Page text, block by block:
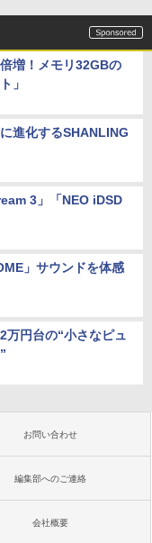
増！メモリ32GBの
」
進化するSHANLING
3」「NEO iDSD
」サウンドを体感
万円台の“小さなピュ
お問い合わせ
編集部へのご連絡
会社概要